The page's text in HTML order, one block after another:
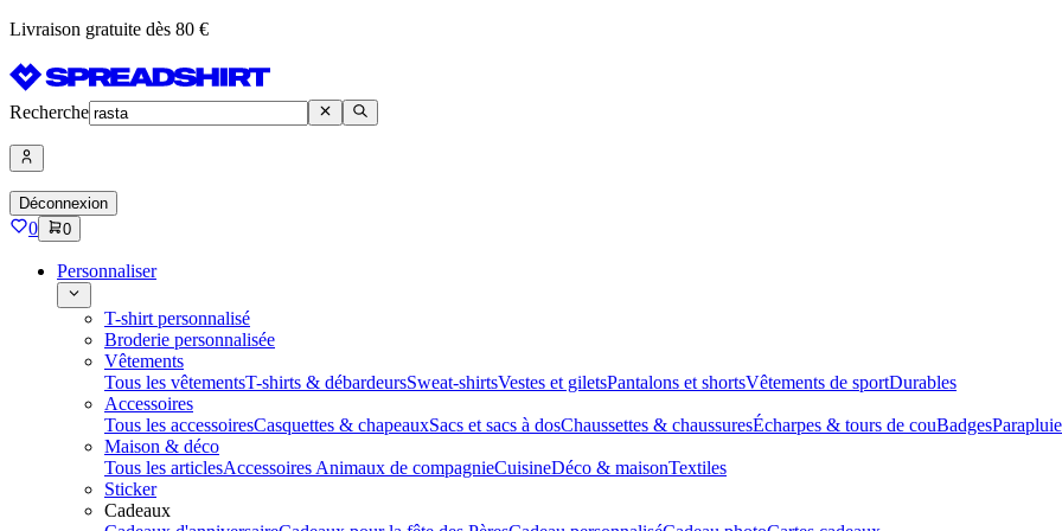
Livraison gratuite dès 80 €
Recherche
Déconnexion
0 0
Personnaliser
T-shirt personnalisé
Broderie personnalisée
Vêtements
Tous les vêtementsT-shirts & débardeursSweat-shirtsVestes et giletsPantalons et shortsVêtements de sportDurables
Accessoires
Tous les accessoiresCasquettes & chapeauxSacs et sacs à dosChaussettes & chaussuresÉcharpes & tours de couBadges
Maison & déco
Tous les articlesAccessoires Animaux de compagnieCuisineDéco & maisonTextiles
Sticker
Cadeaux